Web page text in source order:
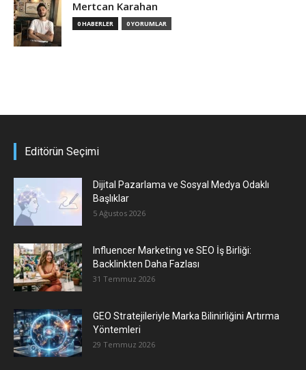
Mertcan Karahan
0 HABERLER 0 YORUMLAR
Editörün Seçimi
Dijital Pazarlama ve Sosyal Medya Odaklı
Başlıklar
5 Ağustos 2026
Influencer Marketing ve SEO İş Birliği:
Backlinkten Daha Fazlası
31 Temmuz 2026
GEO Stratejileriyle Marka Bilinirliğini Artırma
Yöntemleri
29 Temmuz 2026